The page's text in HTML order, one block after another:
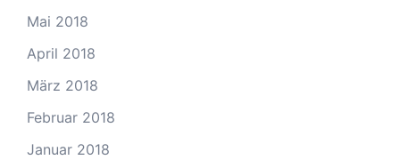
Mai 2018
April 2018
März 2018
Februar 2018
Januar 2018